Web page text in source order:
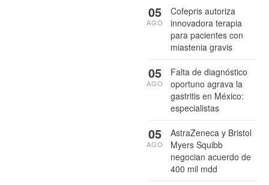
Cofepris autoriza
innovadora terapia
para pacientes con
miastenia gravis
05
AGO
Falta de diagnóstico
oportuno agrava la
gastritis en México:
especialistas
05
AGO
AstraZeneca y Bristol
Myers Squibb
negocian acuerdo de
400 mil mdd
05
AGO